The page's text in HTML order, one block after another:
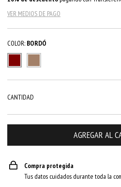
VER MEDIOS DE PAGO
COLOR: BORDÓ
CANTIDAD
Compra protegida
Tus datos cuidados durante toda la